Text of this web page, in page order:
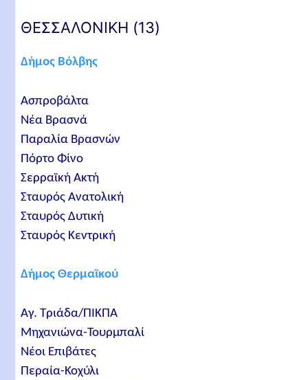
ΘΕΣΣΑΛΟΝΙΚΗ (13)
Δήμος Βόλβης
Ασπροβάλτα
Νέα Βρασνά
Παραλία Βρασνών
Πόρτο Φίνο
Σερραϊκή Ακτή
Σταυρός Ανατολική
Σταυρός Δυτική
Σταυρός Κεντρική
Δήμος Θερμαϊκού
Αγ. Τριάδα/ΠΙΚΠΑ
Μηχανιώνα-Τουρμπαλί
Νέοι Επιβάτες
Περαία-Κοχύλι